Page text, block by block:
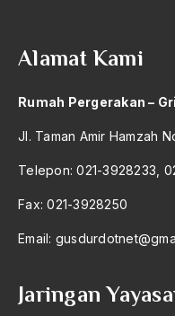
Andre Gide
Angkatan Laut AS
Ansor
Antara Keyakinan dan
Antarumat Beragama
Anti Kekerasan
Anti-Kekerasan
Alamat Kami
Rumah Pergerakan –
Jl. Taman Amir Hamzah
Telepon: 021-3928233,
Fax: 021-3928250
Email:
Jaringan